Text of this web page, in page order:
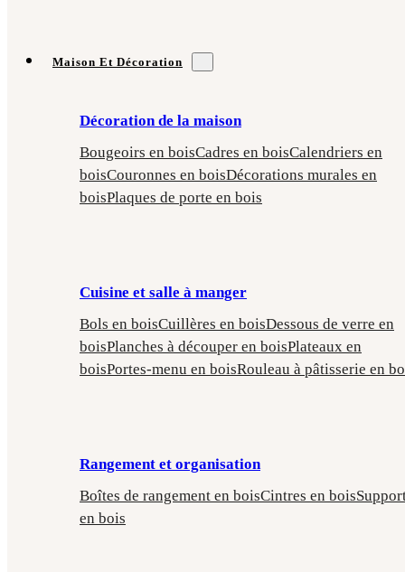
Maison Et Décoration
Décoration de la maison
Bougeoirs en boisCadres en boisCalendriers en
boisCouronnes en boisDécorations murales en
boisPlaques de porte en bois
Cuisine et salle à manger
Bols en boisCuillères en boisDessous de verre en
boisPlanches à découper en boisPlateaux en
boisPortes-menu en boisRouleau à pâtisserie en
Rangement et organisation
Boîtes de rangement en boisCintres en bois
en bois